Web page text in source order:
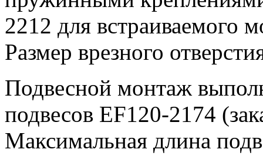
2212 для встраиваемого
Размер врезного
Подвесной монтаж
подвесов EF120-2174
Максимальная длина